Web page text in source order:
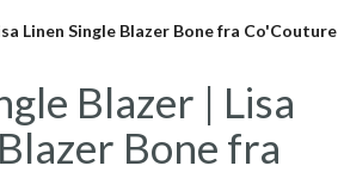
Linen Single Blazer Bone fra Co'Couture
Blazer | Lisa
Bone fra